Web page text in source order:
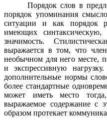
Порядок слов в
порядок упоминания
ситуации и как порядок
имеющих
значимость.
выражается в том, что
необычном для него месте,
и экспрессивную
дополнительные нормы
более стандартные
может иметь место
выражаемое содержание с
образом протекает